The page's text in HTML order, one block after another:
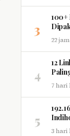
3
100+
22
4
12
7 hari
5
3 hari